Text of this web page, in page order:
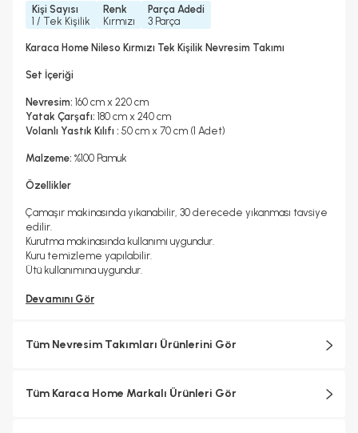
Kişi Sayısı
1 / Tek Kişilik
Renk
Kırmızı
Parça Adedi
3 Parça
Karaca Home Nileso Kırmızı Tek Kişilik Nevresim Takımı
Set İçeriği
Nevresim: 160 cm x 220 cm
Yatak Çarşafı: 180 cm x 240 cm
Volanlı Yastık Kılıfı : 50 cm x 70 cm (1 Adet)
Malzeme: %100 Pamuk
Özellikler
Çamaşır makinasında yıkanabilir, 30 derecede yıkanması tavsiye
edilir.
Kurutma makinasında kullanımı uygundur.
Kuru temizleme yapılabilir.
Ütü kullanımına uygundur.
Devamını Gör
Tüm Nevresim Takımları Ürünlerini Gör
Tüm Karaca Home Markalı Ürünleri Gör